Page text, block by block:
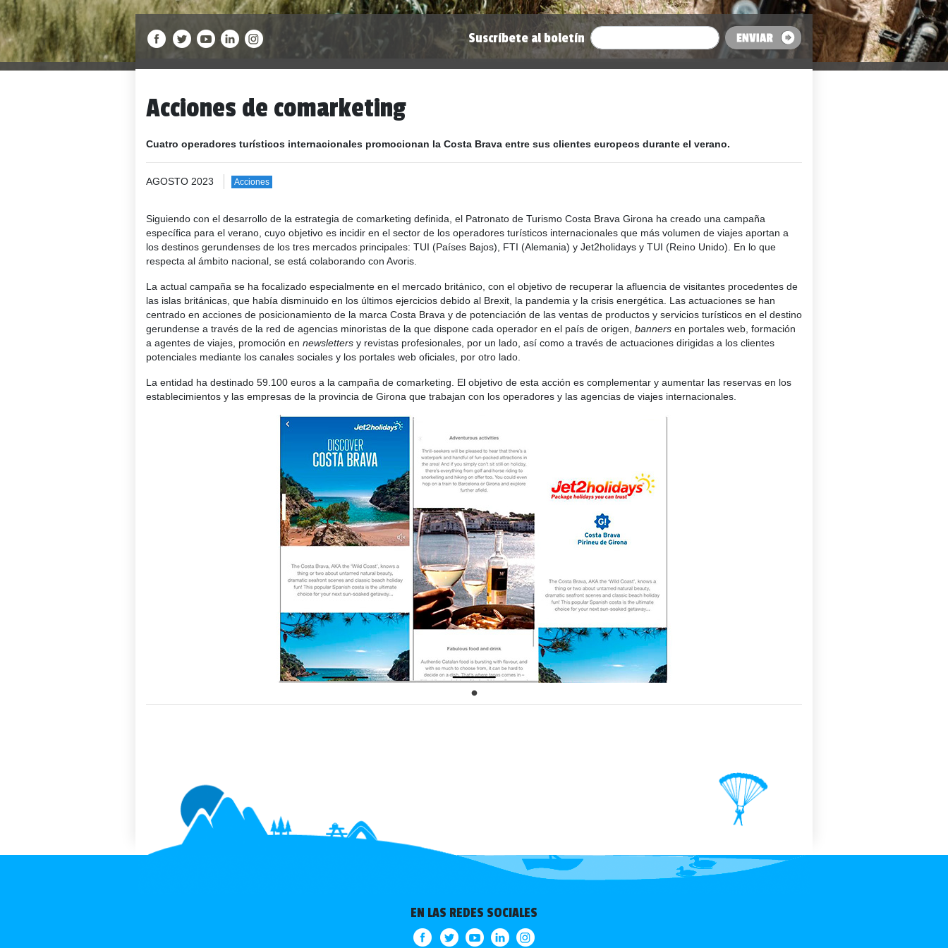
Suscríbete al boletín
Acciones de comarketing
Cuatro operadores turísticos internacionales promocionan la Costa Brava entre sus clientes europeos durante el verano.
AGOSTO 2023 Acciones
Siguiendo con el desarrollo de la estrategia de comarketing definida, el Patronato de Turismo Costa Brava Girona ha creado una campaña
específica para el verano, cuyo objetivo es incidir en el sector de los operadores turísticos internacionales que más volumen de viajes aportan a
los destinos gerundenses de los tres mercados principales: TUI (Países Bajos), FTI (Alemania) y Jet2holidays y TUI (Reino Unido). En lo que
respecta al ámbito nacional, se está colaborando con Avoris.
La actual campaña se ha focalizado especialmente en el mercado británico, con el objetivo de recuperar la afluencia de visitantes procedentes de
las islas británicas, que había disminuido en los últimos ejercicios debido al Brexit, la pandemia y la crisis energética. Las actuaciones se han
centrado en acciones de posicionamiento de la marca Costa Brava y de potenciación de las ventas de productos y servicios turísticos en el destino
gerundense a través de la red de agencias minoristas de la que dispone cada operador en el país de origen, banners en portales web, formación
a agentes de viajes, promoción en newsletters y revistas profesionales, por un lado, así como a través de actuaciones dirigidas a los clientes
potenciales mediante los canales sociales y los portales web oficiales, por otro lado.
La entidad ha destinado 59.100 euros a la campaña de comarketing. El objetivo de esta acción es complementar y aumentar las reservas en los
establecimientos y las empresas de la provincia de Girona que trabajan con los operadores y las agencias de viajes internacionales.
EN LAS REDES SOCIALES